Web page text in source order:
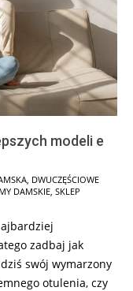
modeli e
, DWUCZĘŚCIOWE
DAMSKIE, SKLEP
zadbaj jak
swój wymarzony
otulenia, czy